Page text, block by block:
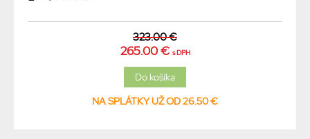
323.00 €
265.00 € s DPH
NA SPLÁTKY UŽ OD 26.50 €